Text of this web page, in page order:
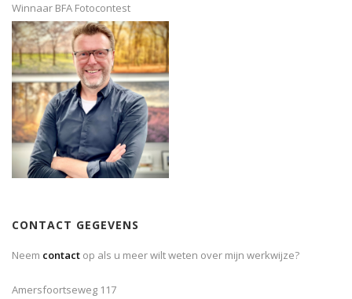
Winnaar BFA Fotocontest
CONTACT GEGEVENS
Neem contact op als u meer wilt weten over mijn werkwijze?
Amersfoortseweg 117